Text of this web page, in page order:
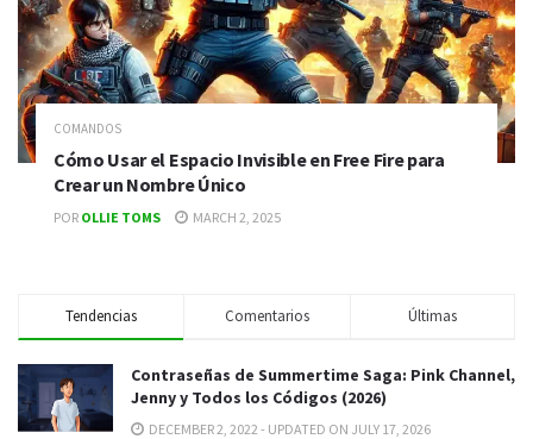
COMANDOS
Cómo Usar el Espacio Invisible en Free Fire para
Crear un Nombre Único
POR OLLIE TOMS MARCH 2, 2025
Tendencias Comentarios Últimas
Contraseñas de Summertime Saga: Pink Channel,
Jenny y Todos los Códigos (2026)
DECEMBER 2, 2022 - UPDATED ON JULY 17, 2026